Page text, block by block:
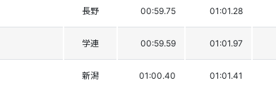
長野 00:59.75 01:01.28
学連 00:59.59 01:01.97
新潟 01:00.40 01:01.41